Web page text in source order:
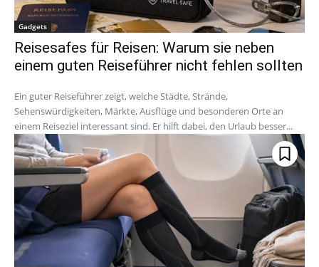
Gadgets
Reisesafes für Reisen: Warum sie neben
einem guten Reiseführer nicht fehlen sollten
Ein guter Reiseführer zeigt, welche Städte, Strände,
Sehenswürdigkeiten, Märkte, Ausflüge und besonderen Orte an
einem Reiseziel interessant sind. Er hilft dabei, den Urlaub besser...